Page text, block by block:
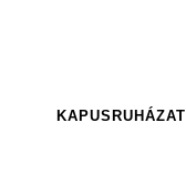
KAPUSRUHÁZAT